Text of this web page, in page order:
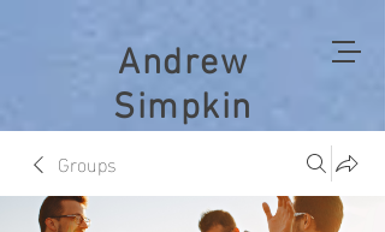
Andrew
Simpkin
Groups